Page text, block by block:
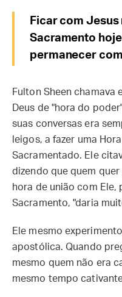
Ficar com
Sacramento
permanecer
Fulton Sheen chamava
Deus de "hora do
suas conversas era
leigos, a fazer uma
Sacramentado. Ele
dizendo que quem
hora de união com Ele,
Sacramento, "daria
Ele mesmo
apostólica. Quando
mesmo quem não era
mesmo tempo